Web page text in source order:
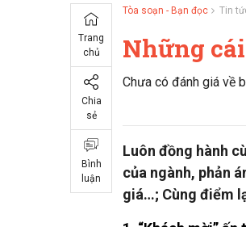
Trang
chủ
Chia
sẻ
Bình
luận
Tòa soạn - Bạn đọc Tin
Những
Chưa có đánh giá về
Luôn đồng hành
của ngành, phản
giá…; Cùng điểm